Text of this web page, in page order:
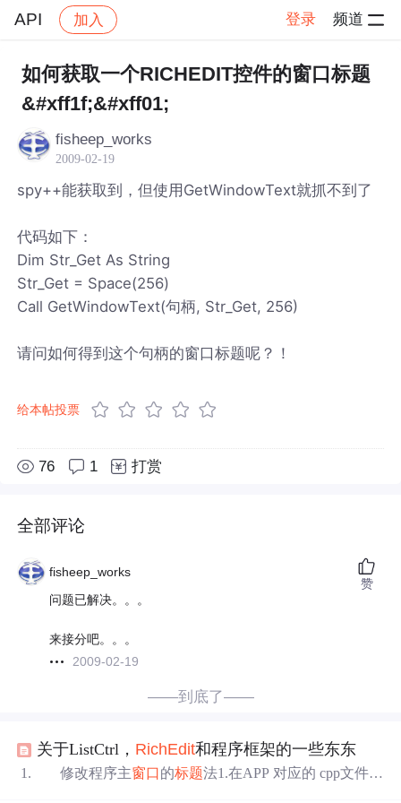
API 加入 登录 频道
社区 API 帖子详情
如何获取一个RICHEDIT控件的窗口标题
&#xff1f;&#xff01;
fisheep_works
2009-02-19
spy++能获取到，但使用GetWindowText就抓不到了
代码如下：
Dim Str_Get As String
Str_Get = Space(256)
Call GetWindowText(句柄, Str_Get, 256)
请问如何得到这个句柄的窗口标题呢？！
给本帖投票
76 1 打赏
全部评论
fisheep_works
问题已解决。。。
来接分吧。。。
2009-02-19
赞
——到底了——
关于ListCtrl， RichEdit和程序框架的一些东东
1. 修改程序主窗口的标题法1.在APP 对应的 cpp文件中